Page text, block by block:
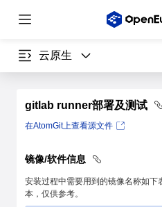
云原生
gitlab runner部署及测试
在AtomGit上查看源文件
镜像/软件信息
安装过程中需要用到的镜像名称如下
本，仅供参考。